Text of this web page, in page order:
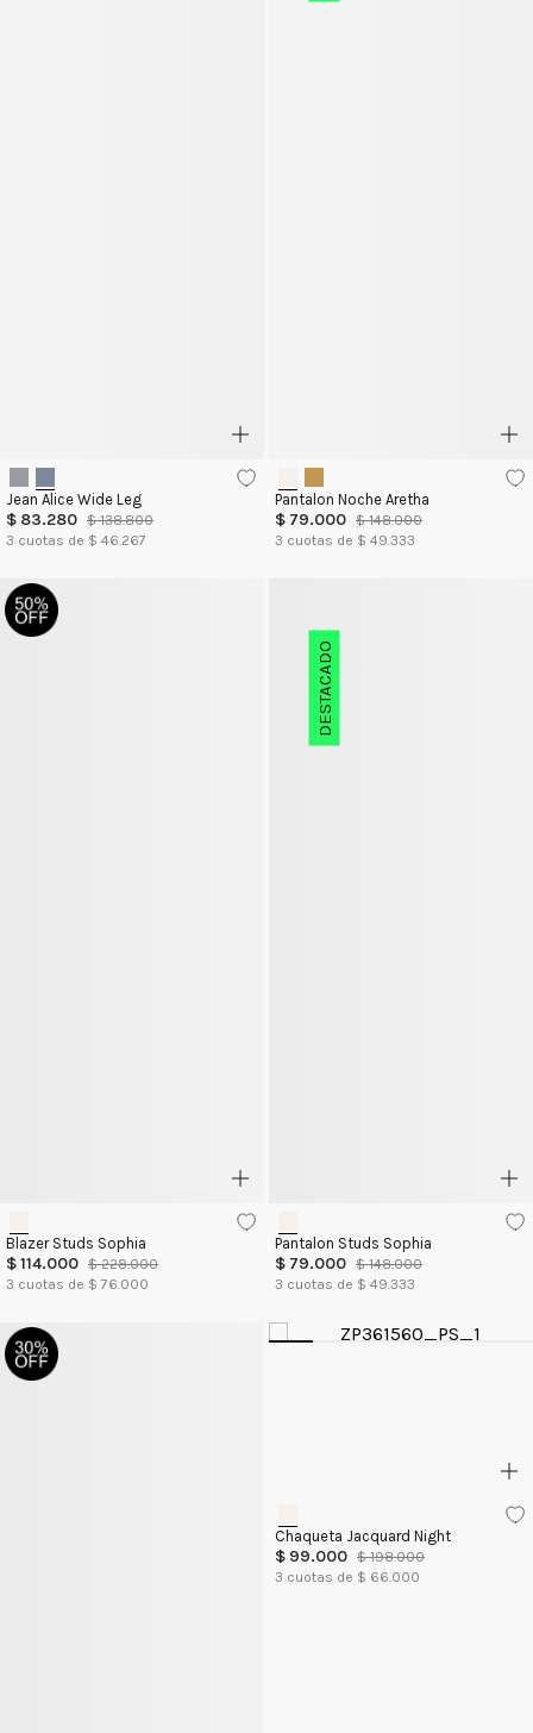
Jean Alice Wide Leg
$ 83.280 $ 138.800
3 cuotas de $ 46.267
Pantalon Noche Aretha
$ 79.000 $ 148.000
3 cuotas de $ 49.333
Blazer Studs Sophia
$114.000 $ 228.000
3 cuotas de $ 76.000
DESTACADO
Pantalon Studs Sophia
$ 79.000 $ 148.000
3 cuotas de $ 49.333
Chaqueta Jacquard Night
$ 99.000 $ 198.000
3 cuotas de $ 66.000